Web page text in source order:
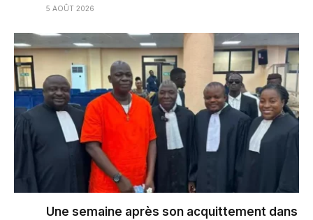
5 AOÛT 2026
Une semaine après son acquittement dans